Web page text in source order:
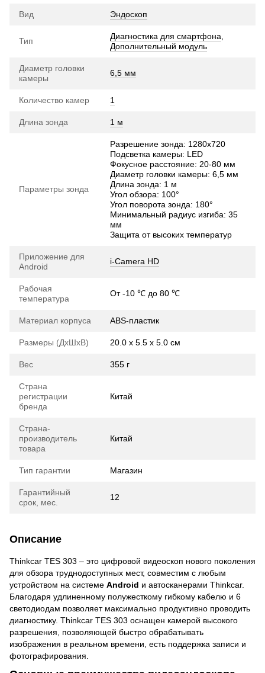
Вид Эндоскоп
Тип Диагностика для смартфона
Дополнительный модуль
Диаметр головки
камеры
6,5 мм
Количество камер 1
Длина зонда 1 м
Параметры зонда
Разрешение зонда: 1280х720
Подсветка камеры: LED
Фокусное расстояние: 20-80 мм
Диаметр головки камеры: 6,5 мм
Длина зонда: 1 м
Угол обзора: 100°
Угол поворота зонда: 180°
Минимальный радиус изгиба: 35
мм
Защита от высоких температур
Приложение для
Android
i-Camera HD
Рабочая
температура
От -10 ℃ до 80 ℃
Материал корпуса ABS-пластик
Размеры (ДхШхВ) 20.0 х 5.5 х 5.0 см
Вес 355 г
Страна
регистрации
бренда
Китай
Страна-
производитель
товара
Китай
Тип гарантии Магазин
Гарантийный
срок, мес.
12
Описание
Thinkcar TES 303 – это цифровой видеоскоп нового поколения
для обзора труднодоступных мест, совместим с любым
устройством на системе Android и автосканерами Thinkcar.
Благодаря удлиненному полужесткому гибкому кабелю и 6
светодиодам позволяет максимально продуктивно проводить
диагностику. Thinkcar TES 303 оснащен камерой высокого
разрешения, позволяющей быстро обрабатывать
изображения в реальном времени, есть поддержка записи и
фотографирования.